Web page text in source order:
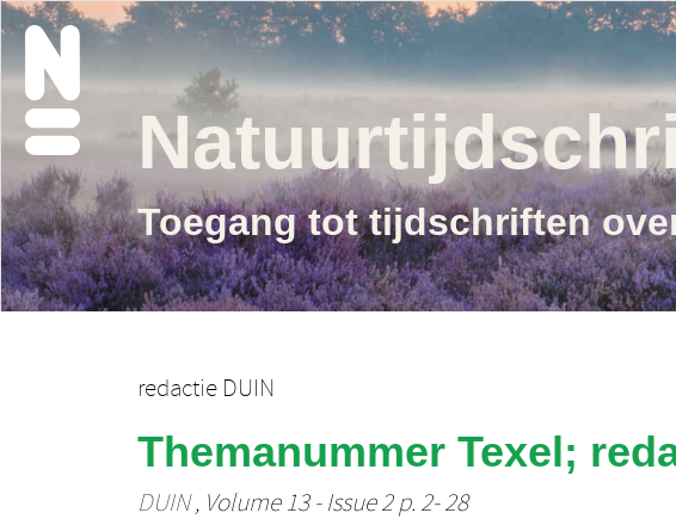
Toegang tot tijdschriften
redactie DUIN
Themanummer Texel;
DUIN, Volume 13 - Issue 2 p. 2- 28